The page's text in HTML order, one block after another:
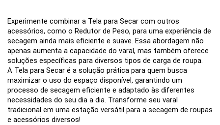
Experimente combinar a Tela para Secar com outros
acessórios, como o Redutor de Peso, para uma experiência de
secagem ainda mais eficiente e suave. Essa abordagem não
apenas aumenta a capacidade do varal, mas também oferece
soluções específicas para diversos tipos de carga de roupa.
A Tela para Secar é a solução prática para quem busca
maximizar o uso do espaço disponível, garantindo um
processo de secagem eficiente e adaptado às diferentes
necessidades do seu dia a dia. Transforme seu varal
tradicional em uma estação versátil para a secagem de roupas
e acessórios diversos!